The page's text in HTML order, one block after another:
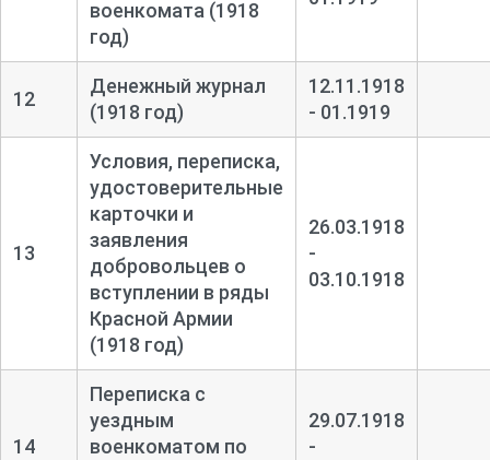
военкомата (1918
год)
12
Денежный журнал
(1918 год)
12.11.1918
- 01.1919
13
Условия, переписка,
удостоверительные
карточки и
заявления
добровольцев о
вступлении в ряды
Красной Армии
(1918 год)
26.03.1918
-
03.10.1918
14
Переписка с
уездным
военкоматом по
29.07.1918
-